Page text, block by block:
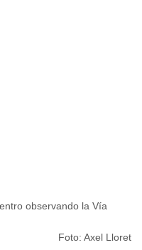
observando la Vía
Foto: Axel Lloret